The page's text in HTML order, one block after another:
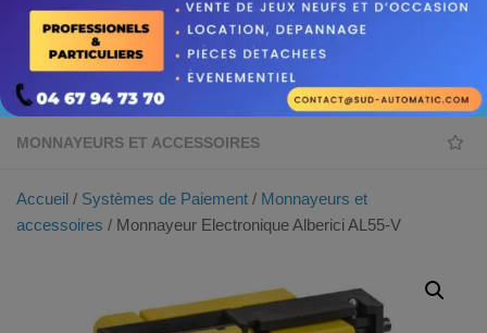
MONNAYEURS ET ACCESSOIRES
Accueil / Systèmes de Paiement / Monnayeurs et
accessoires / Monnayeur Electronique Alberici AL55-V